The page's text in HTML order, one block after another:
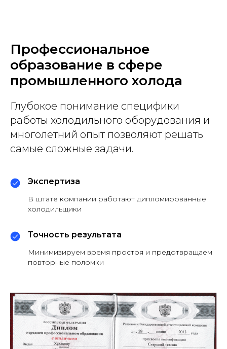
Профессиональное
образование в сфере
промышленного холода
Глубокое понимание специфики
работы холодильного оборудования и
многолетний опыт позволяют решать
самые сложные задачи.
Экспертиза
В штате компании работают дипломированные
холодильщики
Точность результата
Минимизируем время простоя и предотвращаем
повторные поломки